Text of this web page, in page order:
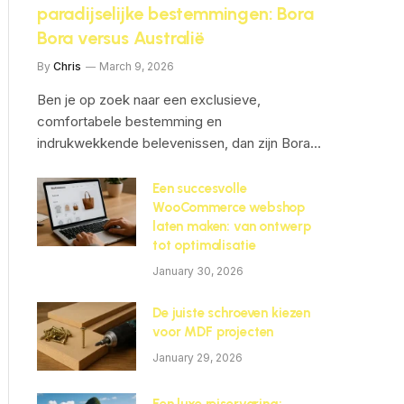
paradijselijke bestemmingen: Bora
Bora versus Australië
By Chris March 9, 2026
Ben je op zoek naar een exclusieve,
comfortabele bestemming en
indrukwekkende belevenissen, dan zijn Bora…
Een succesvolle
WooCommerce webshop
laten maken: van ontwerp
tot optimalisatie
January 30, 2026
De juiste schroeven kiezen
voor MDF projecten
January 29, 2026